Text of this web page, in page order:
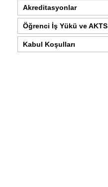
Akreditasyonlar
Öğrenci İş Yükü ve AKTS
Kabul Koşulları